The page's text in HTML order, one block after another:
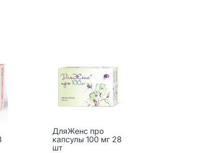
ДляЖенс про
капсулы 100 мг 28
шт